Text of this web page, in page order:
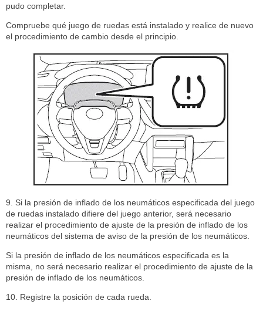
pudo completar.
Compruebe qué juego de ruedas está instalado y realice de nuevo
el procedimiento de cambio desde el principio.
9. Si la presión de inflado de los neumáticos especificada del juego
de ruedas instalado difiere del juego anterior, será necesario
realizar el procedimiento de ajuste de la presión de inflado de los
neumáticos del sistema de aviso de la presión de los neumáticos.
Si la presión de inflado de los neumáticos especificada es la
misma, no será necesario realizar el procedimiento de ajuste de la
presión de inflado de los neumáticos.
10. Registre la posición de cada rueda.